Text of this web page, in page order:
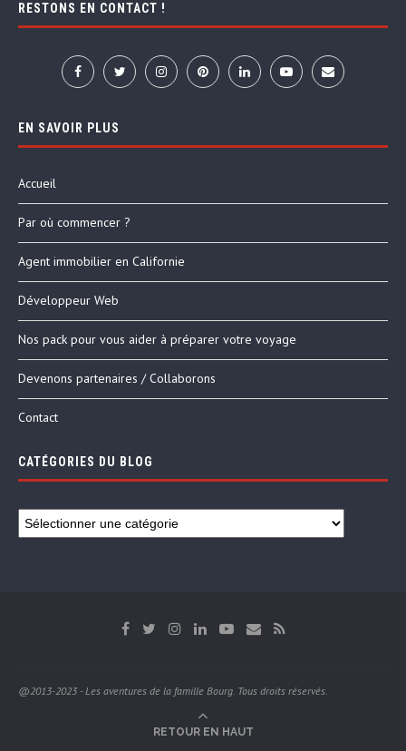
RESTONS EN CONTACT !
EN SAVOIR PLUS
Accueil
Par où commencer ?
Agent immobilier en Californie
Développeur Web
Nos pack pour vous aider à préparer votre voyage
Devenons partenaires / Collaborons
Contact
CATÉGORIES DU BLOG
@2013-2023 - Les aventures de la famille Bourg. Tous droits réservés.
RETOUR EN HAUT